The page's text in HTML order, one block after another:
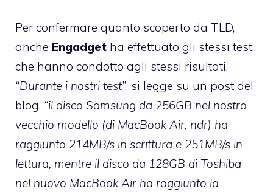
Per confermare quanto scoperto da TLD,
anche Engadget ha effettuato gli stessi test,
che hanno condotto agli stessi risultati.
“Durante i nostri test”, si legge su un post del
blog, “il disco Samsung da 256GB nel nostro
vecchio modello (di MacBook Air, ndr) ha
raggiunto 214MB/s in scrittura e 251MB/s in
lettura, mentre il disco da 128GB di Toshiba
nel nuovo MacBook Air ha raggiunto la